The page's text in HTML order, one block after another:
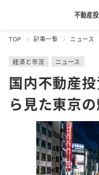
TOP 記事一覧 ニュース
経済と市況 ニュース
国内不動産
ら見た東京